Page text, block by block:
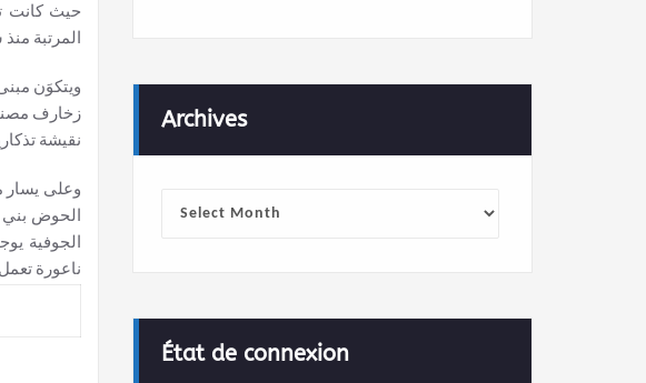
حيث كانت
المرتبة منذ
ويتكوَن
زخارف
نقيشة
وعلى يسار
الحوض
الجوفية
ناعورة
Archives
État de connexion